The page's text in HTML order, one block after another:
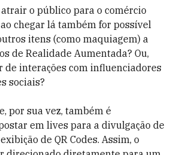
o público para o comércio
chegar lá também for possível
itens (como maquiagem) a
de Realidade Aumentada? Ou,
de interações com influenciadores
sociais?
por sua vez, também é
em lives para a divulgação de
de QR Codes. Assim, o